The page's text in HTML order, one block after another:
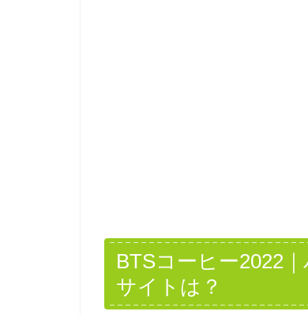
BTSコーヒー2022
サイトは？